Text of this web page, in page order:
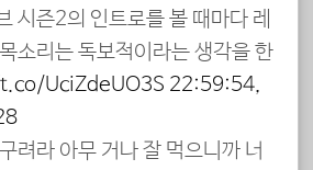
시즌2의 인트로를 볼 때마다 레
소리는 독보적이라는 생각을 한
UciZdeUO3S 22:59:54,
려라 아무 거나 잘 먹으니까 너